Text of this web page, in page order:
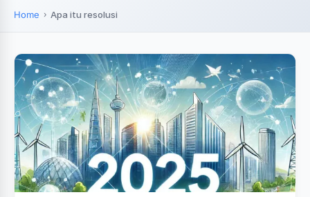
Home Apa itu resolusi